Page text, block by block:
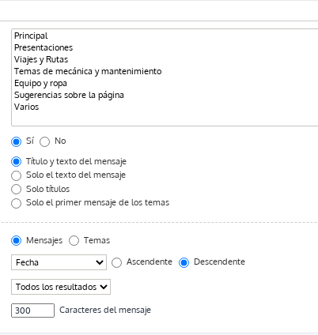
Sí
No
Título y texto del mensaje
Solo el texto del mensaje
Solo títulos
Solo el primer mensaje de los temas
Mensajes
Temas
Ascendente Descendente
Caracteres del mensaje